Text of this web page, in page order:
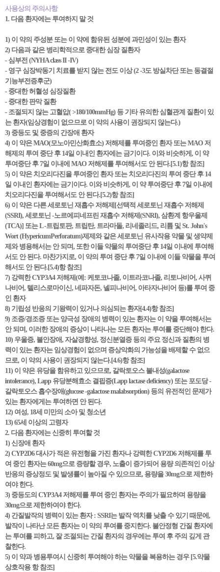
사용상의 주의사항
1. 다음 환자에는 투여하지 말 것
1) 이 약의 주성분 또는 이 약에 함유된 성분에 과민성이 있는 환자
2) 다음과 같은 병리학적으로 중대한 심장 질환자
- 심부전 (NYHA class II -IV)
- 영구 심장박동기 치료를 받지 않는 전도 이상 (2 -3도 방실차단 또는 동결절
기능부전증후군)
- 중대한 허혈성 심장질환
- 중대한 판막 질환
- 조절되지 않는 고혈압( >180/100mmHg) 등 기타 유의한 심혈관계 질환이 있
는 환자(임상경험이 없으므로 이 약의 사용이 권장되지 않는다.)
3) 중등도 및 중증의 간장애 환자
4) 이 약은 MAO(모노아민산화효소) 저해제를 투여중인 환자 또는 MAO 저
해제의 투여 중단 후 14일 이내인 환자에는 금기이다. 이와 비슷하게, 이 약
투여중단 후 7일 이내에 MAO 저해제를 투여해서도 안 된다.[5.1)항 참조]
5) 이 약은 치오리다진을 투여중인 환자 또는 치오리다진의 투여 중단 후 14
일 이내인 환자에는 금기이다. 이와 비슷하게, 이 약 투여중단 후 7일 이내에
치오리다진을 투여해서도 안 된다.[5.2)항 참조]
6) 이 약은 다른 세로토닌 재흡수 저해제[선택적 세로토닌 재흡수 저해제
(SSRI), 세로토닌 -노르에피네프린 재흡수 저해제(SNRI), 삼환계 항우울제
(TCA)] 또는 L -트립토판, 트립탄, 트라마돌, 리네졸리드, 리튬 및 St. John's
Wort (HypericumPerforatum)제제와 같은 세로토닌 유사작용 약물 및 생약제
제와 병용해서는 안 되며, 또한 이들 약물의 투여중단 후 14일 이내에 투여해
서도 안 된다. 마찬가지로, 이 약의 투여 중단 후 7일 이내에 이들 약물을 투여
해서도 안 된다.[5.4)항 참조]
7) 강력한 CYP3A4 저해제(예: 케토코나졸, 이트라코나졸, 리토나비어, 사퀴
나비어, 텔리스로마이신, 네파자돈, 넬피나비어, 아타자나비어 등)를 투여 중
인 환자
8) 기립성 반응의 기왕력이 있거나 의심되는 환자[4.4)항 참조]
9) 조증/경조증 또는 양극성 장애의 병력이 있는 환자는 이 약을 투여해서는
안 되며, 이러한 장애의 증상이 나타나는 모든 환자는 투여를 중단해야 한다.
10) 우울증, 불안장애, 자살경향성, 정신분열증 등의 주요 정신과 질환의 병
력이 있는 환자는 임상경험이 없으며 증상악화의 가능성을 배제할 수 없으
므로, 이 약의 사용이 권장되지 않는다.[4.6)항 참조]
11) 이 약은 유당을 함유하고 있으므로, 갈락토오스 불내성(galactose
intolerance), Lapp 유당분해효소 결핍증(Lapp lactase deficiency) 또는 포도당 -
갈락토오스 흡수장애(glucose -galactose malabsorption) 등의 유전적인 문제가
있는 환자에게는 투여하면 안 된다.
12) 여성, 18세 미만의 소아 및 청소년
13) 65세 이상의 고령자
2. 다음 환자에는 신중히 투여할 것
1) 신장애 환자
2) CYP2D6 대사가 적은 유전형을 가진 환자나 강력한 CYP2D6 저해제를 투
여 중인 환자는 60mg으로 증량할 경우, 노출이 증가되어 용량 의존적인 이상
반응의 증상정도 및 발생률이 높아질 수 있으므로, 용량을 30mg으로 제한하
여야 한다.
3) 중등도의 CYP3A4 저해제를 투여 중인 환자는 주의가 필요하며 용량을
30mg으로 제한하여야 한다.
4) 간질발작의 병력이 있는 환자 : SSRI는 발작 역치를 낮출 수 있기 때문에,
발작이 나타난 모든 환자는 이 약의 투여를 중지한다. 불안정형 간질 환자에
는 투여를 피하고, 잘 조절되는 간질 환자의 경우에는 투여 후 주의 깊게 관
찰한다.
5) 이 약과 병용투여시 신중히 투여해야 하는 약물을 복용하는 경우 [5.약물
상호작용 항 참조]